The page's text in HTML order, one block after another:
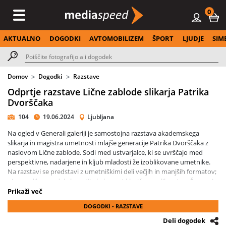
0
AKTUALNO DOGODKI AVTOMOBILIZEM ŠPORT LJUDJE
Domov Dogodki Razstave
Odprtje razstave Lične zablode slikarja Patrika
Dvorščaka
104 19.06.2024 Ljubljana
Na ogled v Generali galeriji je samostojna razstava akademskega
slikarja in magistra umetnosti mlajše generacije Patrika Dvorščaka z
naslovom Lične zablode. Sodi med ustvarjalce, ki se uvrščajo med
perspektivne, nadarjene in kljub mladosti že izoblikovane umetnike.
Na razstavi se predstavi z umetniškimi deli večjih in manjših formatov;
njegova likovna dela bogatijo kakovost klasičnega slikarstva. Čeprav je
Patrik Dvorščak v osnovi slikar, ga je pot zanesla tudi v kiparstvo.
Predstavlja se z deli, ki so nastajala med letoma 2021 in 2024, nekatera
bodo na ogled prvič. Videli bomo tudi premikajočo se skulpturo, ki
gledalca nagovarja h gibanju in ga še dodatno spodbudi k dejavnemu
Prikaži več
DOGODKI - RAZSTAVE
Deli dogodek